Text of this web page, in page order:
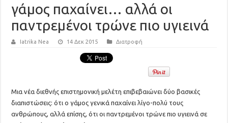
γάμος παχαίνει… αλλά οι
παντρεμένοι τρώνε πιο υγιεινά
Iatrika Nea 14 Δεκ 2015 Διατροφή
Μια νέα διεθνής επιστημονική μελέτη επιβεβαιώνει δύο βασικές
διαπιστώσεις: ότι ο γάμος γενικά παχαίνει λίγο-πολύ τους
ανθρώπους, αλλά επίσης, ότι οι παντρεμένοι τρώνε πιο υγιεινά σε